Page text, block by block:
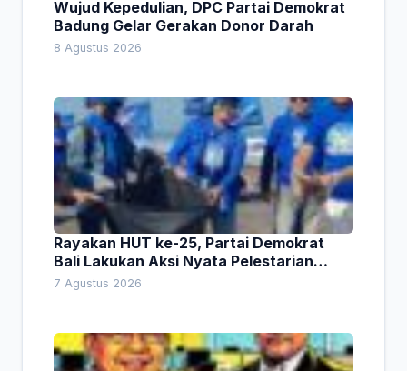
Wujud Kepedulian, DPC Partai Demokrat
Badung Gelar Gerakan Donor Darah
8 Agustus 2026
Rayakan HUT ke-25, Partai Demokrat
Bali Lakukan Aksi Nyata Pelestarian
Lingkungan
7 Agustus 2026